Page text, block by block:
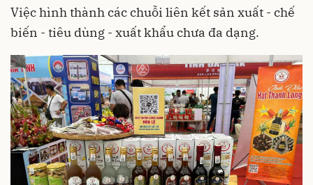
Việc hình thành các chuỗi liên kết sản xuất - chế
biến - tiêu dùng - xuất khẩu chưa đa dạng.